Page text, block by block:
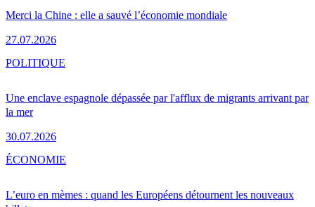
Merci la Chine : elle a sauvé l’économie mondiale
27.07.2026
Une enclave espagnole dépassée par l'afflux de migrants arrivant par
la mer
30.07.2026
POLITIQUE
L’euro en mèmes : quand les Européens détournent les nouveaux
ÉCONOMIE